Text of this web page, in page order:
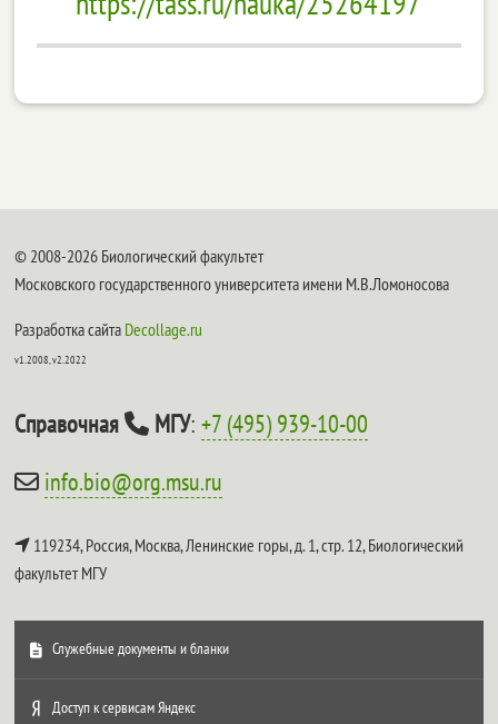
© 2008-2026 Биологический факультет
Московского государственного университета имени М.В.Ломоносова
Разработка сайта Decollage.ru
v1.2008, v2.2022
Справочная МГУ:+7 (495) 939-10-00
info.bio@org.msu.ru
119234, Россия, Москва, Ленинские горы, д. 1, стр. 12,Биологический
факультет МГУ
Служебные документы и бланки
Доступ к сервисам Яндекс